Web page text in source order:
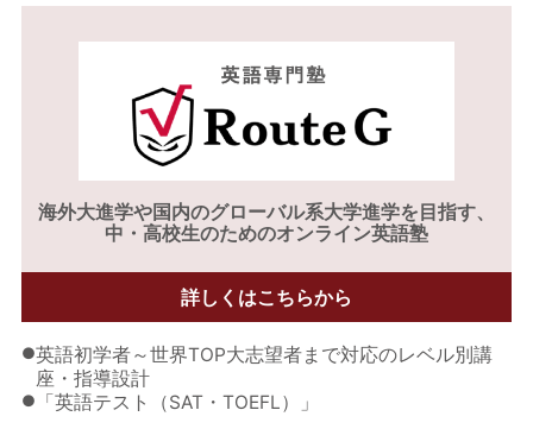
海外大進学や国内のグローバル系大学進学を目指す、
中・高校生のためのオンライン英語塾
詳しくはこちらから
●英語初学者～世界TOP大志望者まで対応のレベル別講
座・指導設計
● 「英語テスト（SAT・TOEFL）」